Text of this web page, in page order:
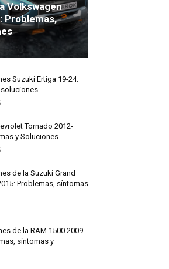
Volkswagen
Problemas,
Suzuki Ertiga 19-24:
Tornado 2012-
y Soluciones
de la Suzuki Grand
Problemas, síntomas
de la RAM 1500 2009-
síntomas y